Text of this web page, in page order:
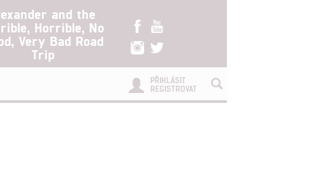
and the
Horrible, No
Very Bad Road
Trip
PŘIHLÁSIT
REGISTROVAT